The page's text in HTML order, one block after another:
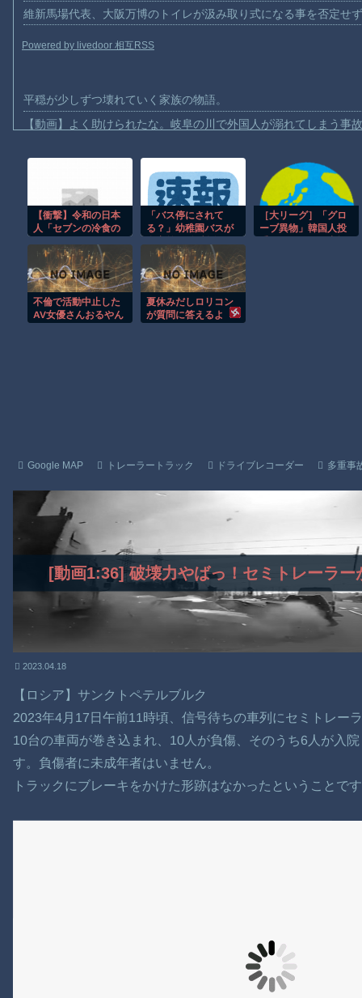
維新馬場代表、大阪万博のトイレが汲み取り式になる事を否定せ
Powered by livedoor 相互RSS
平穏が少しずつ壊れていく家族の物語。
【動画】よく助けられたな。岐阜の川で外国人が溺れてしまう事
【動画】自動ドアの仕組みを理解した富山のツバメが賢い。
【朗報】Amazon、汗が飛び散る灼熱の「マンガ毎週末セール（
【動画】高速道路を走行中の車からリアガラスが飛んでくる事故(
【動画】ロシアの空挺兵、パラシュートが開かずに墜落してしま
【動画】両方馬鹿（笑）ミニストップでトラックと衝突したドラ
【朗報】大人気漫画「GANTZ」がAmazonでなんと全巻100円ｗ
【衝撃】令和の日本
人「セブンの冷食の
ープ、A5ランクのス
テーキの次くらいに
美味しい」
「バス停にされて
る？」幼稚園バスが
車” 敷地内に侵入
も…保護者マナーに
「我慢の限界」
［大リーグ］「グロ
ーブ異物」韓国人投
不倫で活動中止した
AV女優さんおるやん
夏休みだしロリコン
が質問に答えるよ
Google MAP トレーラートラック ドライブレコーダー 多重事
[動画1:36] 破壊力やばっ！セミトレーラ
2023.04.18
【ロシア】サンクトペテルブルク
2023年4月17日午前11時頃、信号待ちの車列にセミトレー
10台の車両が巻き込まれ、10人が負傷、そのうち6人が入
す。負傷者に未成年者はいません。
トラックにブレーキをかけた形跡はなかったということで